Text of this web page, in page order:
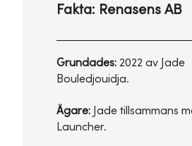
Fakta: Renasens AB
Grundades: 2022 av Jade
Bouledjouidja.
Ägare: Jade tillsammans
Launcher.